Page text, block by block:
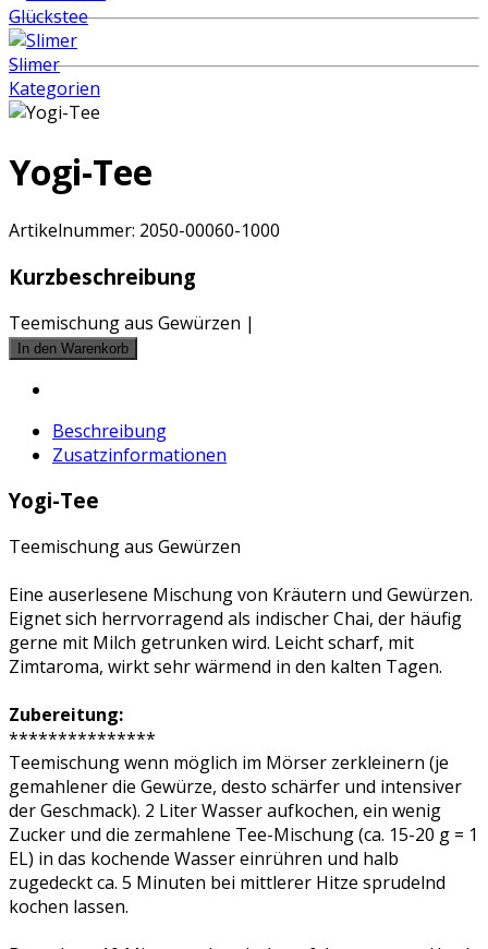
Glückstee
Slimer
Kategorien
Yogi-Tee
Artikelnummer: 2050-00060-1000
Kurzbeschreibung
Teemischung aus Gewürzen |
Beschreibung
Zusatzinformationen
Yogi-Tee
Teemischung aus Gewürzen
Eine auserlesene Mischung von Kräutern und Gewürzen.
Eignet sich herrvorragend als indischer Chai, der häufig
gerne mit Milch getrunken wird. Leicht scharf, mit
Zimtaroma, wirkt sehr wärmend in den kalten Tagen.
Zubereitung:
***************
Teemischung wenn möglich im Mörser zerkleinern (je
gemahlener die Gewürze, desto schärfer und intensiver
der Geschmack). 2 Liter Wasser aufkochen, ein wenig
Zucker und die zermahlene Tee-Mischung (ca. 15-20 g = 1
EL) in das kochende Wasser einrühren und halb
zugedeckt ca. 5 Minuten bei mittlerer Hitze sprudelnd
kochen lassen.